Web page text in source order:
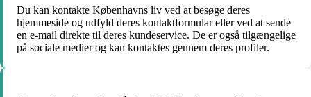
Du kan kontakte Københavns liv ved at besøge deres
hjemmeside og udfyld deres kontaktformular eller ved at sende
en e-mail direkte til deres kundeservice. De er også tilgængelige
på sociale medier og kan kontaktes gennem deres profiler.